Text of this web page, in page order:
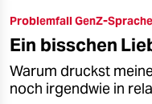
Problemfall GenZ-Sprache
Ein bisschen
Warum druckst
noch irgendwie in